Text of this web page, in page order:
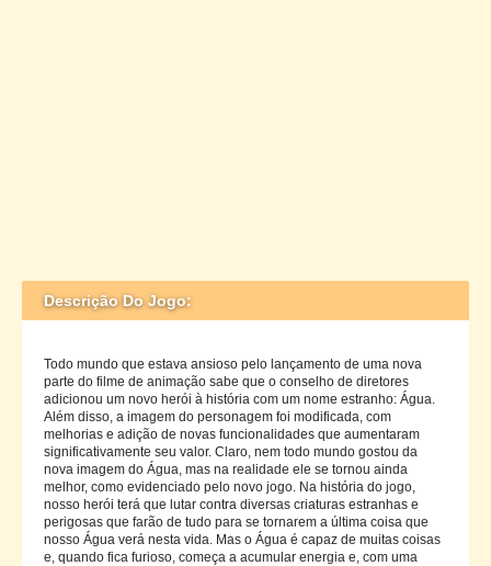
Descrição Do Jogo:
Todo mundo que estava ansioso pelo lançamento de uma nova
parte do filme de animação sabe que o conselho de diretores
adicionou um novo herói à história com um nome estranho: Água.
Além disso, a imagem do personagem foi modificada, com
melhorias e adição de novas funcionalidades que aumentaram
significativamente seu valor. Claro, nem todo mundo gostou da
nova imagem do Água, mas na realidade ele se tornou ainda
melhor, como evidenciado pelo novo jogo. Na história do jogo,
nosso herói terá que lutar contra diversas criaturas estranhas e
perigosas que farão de tudo para se tornarem a última coisa que
nosso Água verá nesta vida. Mas o Água é capaz de muitas coisas
e, quando fica furioso, começa a acumular energia e, com uma